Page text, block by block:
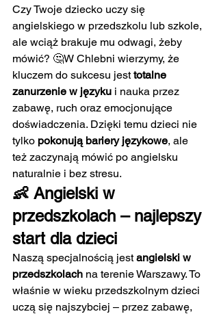
Czy Twoje dziecko uczy się
angielskiego w przedszkolu lub szkole,
ale wciąż brakuje mu odwagi, żeby
mówić? 🤔W Chlebni wierzymy, że
kluczem do sukcesu jest totalne
zanurzenie w języku i nauka przez
zabawę, ruch oraz emocjonujące
doświadczenia. Dzięki temu dzieci nie
tylko pokonują bariery językowe, ale
też zaczynają mówić po angielsku
naturalnie i bez stresu.
👶 Angielski w
przedszkolach – najlepszy
start dla dzieci
Naszą specjalnością jest angielski w
przedszkolach na terenie Warszawy. To
właśnie w wieku przedszkolnym dzieci
uczą się najszybciej – przez zabawę,